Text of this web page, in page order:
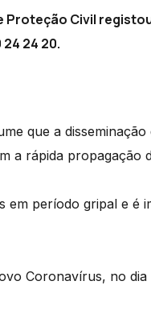
Proteção Civil
24 20.
que a
a rápida propagação
em período gripal e é
Coronavírus, no